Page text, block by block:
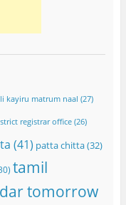
kayiru matrum naal (27)
registrar office(26)
(41) patta chitta(32)
tamil
tomorrow